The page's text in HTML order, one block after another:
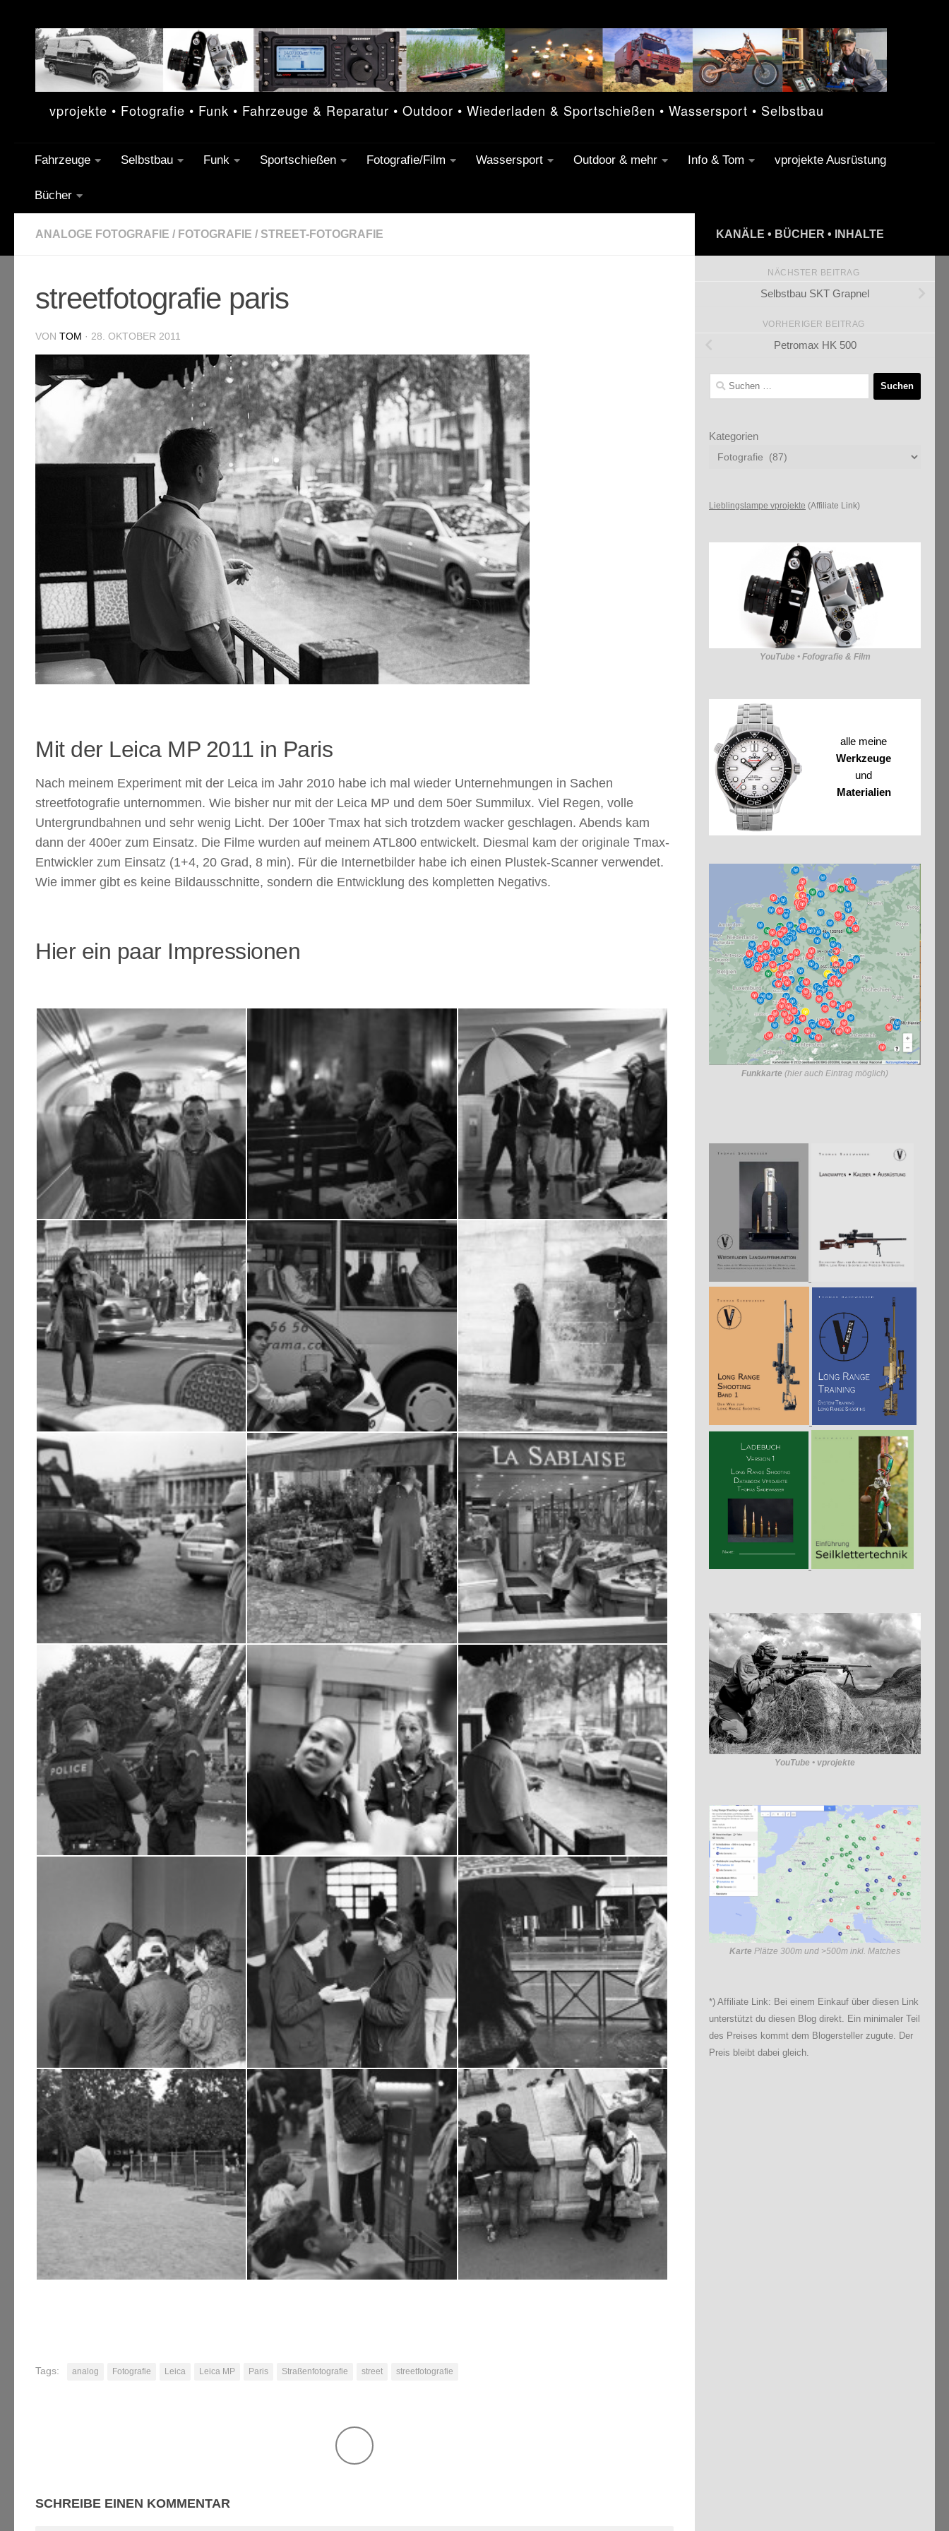
vprojekte • Fotografie • Funk • Fahrzeuge & Reparatur • Outdoor • Wiederladen & Sportschießen • Wassersport • Selbstbau
Fahrzeuge Selbstbau Funk Sportschießen Fotografie/Film Wassersport Outdoor & mehr Info & Tom vprojekte Ausrüstung
Bücher
ANALOGE FOTOGRAFIE / FOTOGRAFIE / STREET-FOTOGRAFIE
streetfotografie paris
VON TOM · 28. OKTOBER 2011
Mit der Leica MP 2011 in Paris
Nach meinem Experiment mit der Leica im Jahr 2010 habe ich mal wieder Unternehmungen in Sachen
streetfotografie unternommen. Wie bisher nur mit der Leica MP und dem 50er Summilux. Viel Regen, volle
Untergrundbahnen und sehr wenig Licht. Der 100er Tmax hat sich trotzdem wacker geschlagen. Abends kam
dann der 400er zum Einsatz. Die Filme wurden auf meinem ATL800 entwickelt. Diesmal kam der originale Tmax-
Entwickler zum Einsatz (1+4, 20 Grad, 8 min). Für die Internetbilder habe ich einen Plustek-Scanner verwendet.
Wie immer gibt es keine Bildausschnitte, sondern die Entwicklung des kompletten Negativs.
Hier ein paar Impressionen
Tags: analog Fotografie Leica Leica MP Paris Straßenfotografie street streetfotografie
SCHREIBE EINEN KOMMENTAR
KANÄLE • BÜCHER • INHALTE
NÄCHSTER BEITRAG
Selbstbau SKT Grapnel
VORHERIGER BEITRAG
Petromax HK 500
Suchen
nach:
Kategorien
Lieblingslampe vprojekte (Affiliate Link)
YouTube • Fofografie & Film
alle meine
Werkzeuge
und
Materialien
Funkkarte (hier auch Eintrag möglich)
YouTube • vprojekte
Karte Plätze 300m und >500m inkl. Matches
*) Affiliate Link: Bei einem Einkauf über diesen Link
unterstützt du diesen Blog direkt. Ein minimaler Teil
des Preises kommt dem Blogersteller zugute. Der
Preis bleibt dabei gleich.